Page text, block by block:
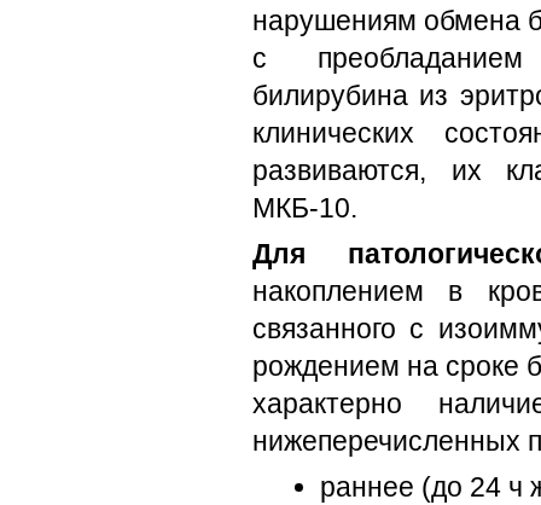
нарушениям обмена
с преобладанием
билирубина из
клинических
развиваются, их
МКБ-10.
Для
накоплением в
связанного с
рождением на сроке
характерно
нижеперечисленных
раннее (до 24 ч